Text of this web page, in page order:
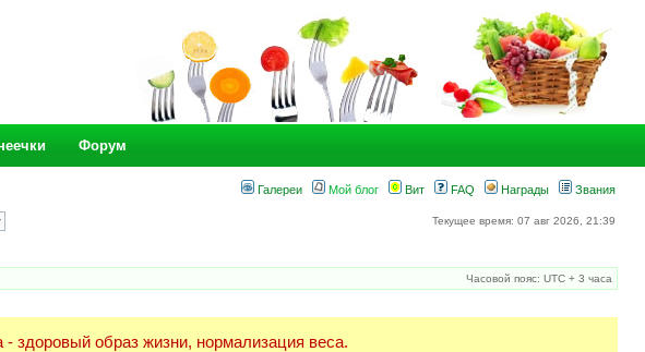
Форум
Галереи Мой блог Вит FAQ Награды Звания
Текущее время: 07 авг 2026, 21:39
Часовой пояс: UTC + 3 часа
здоровый образ жизни, нормализация веса.